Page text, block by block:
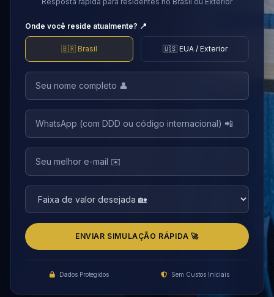
Onde você reside atualmente? 📍
🇧🇷 Brasil 🇺🇸 EUA / Exterior
ENVIAR SIMULAÇÃO RÁPIDA 🚀
Dados Protegidos Sem Custos Iniciais